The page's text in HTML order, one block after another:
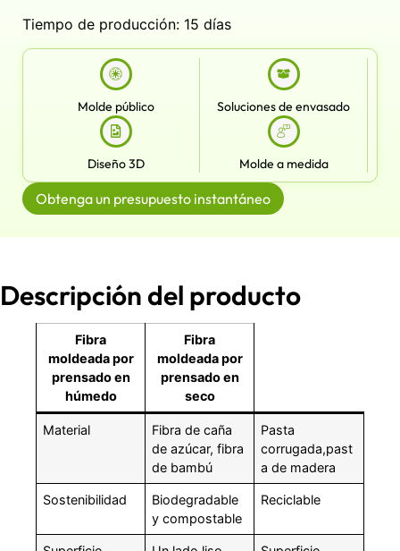
Tiempo de producción: 15 días
Molde público Soluciones de envasado
Diseño 3D Molde a medida
Obtenga un presupuesto instantáneo
Descripción del producto
Fibra
moldeada por
prensado en
húmedo
Fibra
moldeada por
prensado en
seco
Material
Fibra de caña
de azúcar, fibra
de bambú
Pasta
corrugada,past
a de madera
Sostenibilidad
Biodegradable
y compostable
Reciclable